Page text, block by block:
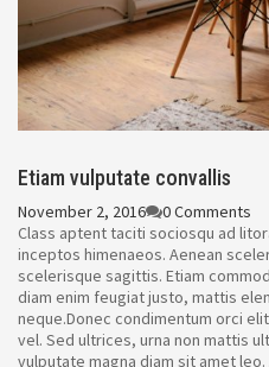
Etiam vulputate convallis
November 2, 2016
0 Comments
Class aptent taciti sociosqu ad
inceptos himenaeos. Aenean
scelerisque sagittis. Etiam
diam enim feugiat justo, mattis
neque.Donec condimentum orci
vel. Sed ultrices, urna non mattis
vulputate magna diam sit amet